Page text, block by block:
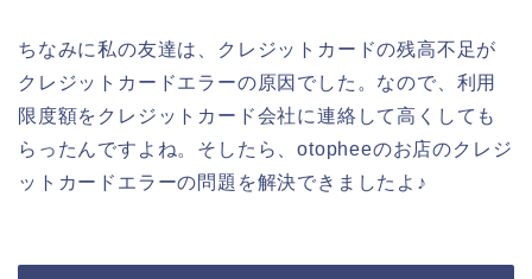
ちなみに私の友達は、クレジットカードの残高不足が
クレジットカードエラーの原因でした。なので、利用
限度額をクレジットカード会社に連絡して高くしても
らったんですよね。そしたら、otopheeのお店のクレジ
ットカードエラーの問題を解決できましたよ♪